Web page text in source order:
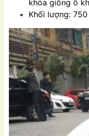
khóa giống ổ
Khối lượng: 750